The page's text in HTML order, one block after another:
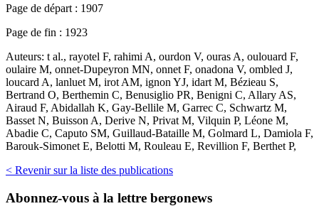
Page de départ : 1907
Page de fin : 1923
Auteurs: t al., rayotel F, rahimi A, ourdon V, ouras A, oulouard F,
oulaire M, onnet-Dupeyron MN, onnet F, onadona V, ombled J,
loucard A, lanluet M, irot AM, ignon YJ, idart M, Bézieau S,
Bertrand O, Berthemin C, Benusiglio PR, Benigni C, Allary AS,
Airaud F, Abidallah K, Gay-Bellile M, Garrec C, Schwartz M,
Basset N, Buisson A, Derive N, Privat M, Vilquin P, Léone M,
Abadie C, Caputo SM, Guillaud-Bataille M, Golmard L, Damiola F,
Barouk-Simonet E, Belotti M, Rouleau E, Revillion F, Berthet P,
< Revenir sur la liste des publications
Abonnez-vous à la lettre bergonews